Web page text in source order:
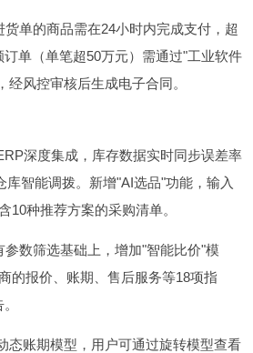
单的商品需在24小时内完成支付，超
单（单笔超50万元）需通过"工业软件
风控审核后生成电子合同。
深度集成，库存数据实时同步误差率
库智能调拨。新增"AI选品"功能，输入
10种推荐方案的采购清单。
参数筛选基础上，增加"智能比价"模
的报价、账期、售后服务等18项指
态账期模型，用户可通过旋转模型查看